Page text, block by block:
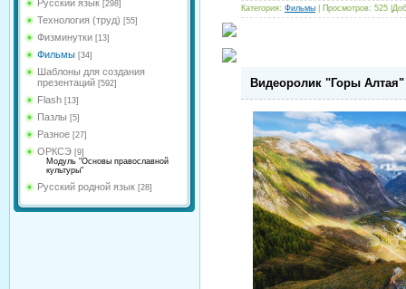
Русский язык [298]
Технология (труд) [55]
Физминутки [13]
Фильмы [34]
Шаблоны для создания
презентаций [592]
Flash [13]
Пазлы [5]
Разное [27]
ОРКСЭ [9]
Модуль "Основы православной
культуры"
Русский родной язык [28]
Категория: Фильмы | Просмотров: 525
Видеоролик "Горы Алтая"